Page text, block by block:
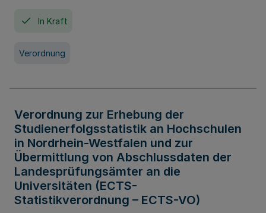
In Kraft
Verordnung
Verordnung zur Erhebung der
Studienerfolgsstatistik an Hochschulen
in Nordrhein-Westfalen und zur
Übermittlung von Abschlussdaten der
Landesprüfungsämter an die
Universitäten (ECTS-
Statistikverordnung – ECTS-VO)